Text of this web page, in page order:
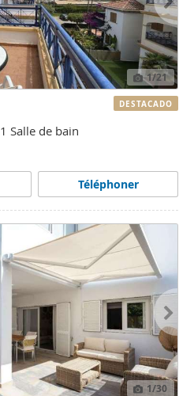
1/21
1 Salle de bain
Téléphoner
DESTACADO
1/30